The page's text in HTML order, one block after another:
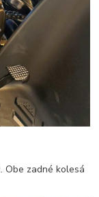
Obe zadné kolesá